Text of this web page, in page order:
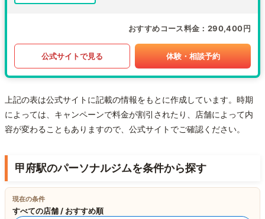
おすすめコース料金 290,400円
公式サイトで見る 体験・相談予約
上記の表は公式サイトに記載の情報をもとに作成しています。時期
によっては、キャンペーンで料金が割引されたり、店舗によって内
容が変わることもありますので、公式サイトでご確認ください。
甲府駅のパーソナルジムを条件から探す
現在の条件
すべての店舗 / おすすめ順